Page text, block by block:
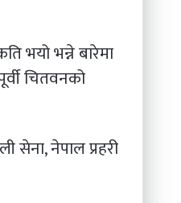
भयो भन्ने बारेमा
चितवनको
सेना, नेपाल प्रहरी